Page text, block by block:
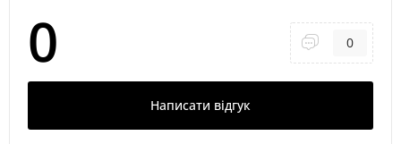
0 0
Написати відгук